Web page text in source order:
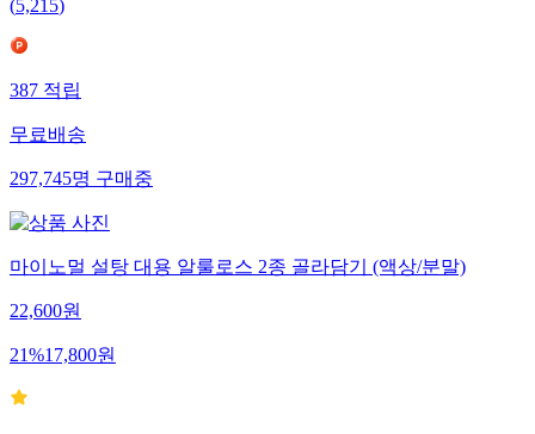
(5,215)
387적립
무료배송
297,745명구매중
마이노멀 설탕 대용 알룰로스 2종 골라담기 (액상/분말)
22,600원
21%17,800원